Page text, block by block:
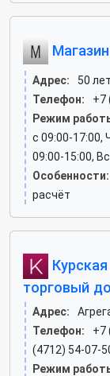
Адрес:
50
Телефон:
+7
Режим
c 09:00-17:00,
09:00-15:00,
Особенности:
расчёт
торговый
Адрес:
Телефон:
+7
(4712) 54-07-
Режим